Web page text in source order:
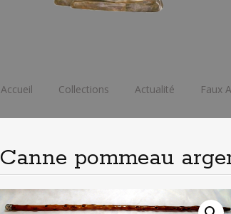
Aller
contenu
Accueil Collections Actualité Faux
Canne pommeau